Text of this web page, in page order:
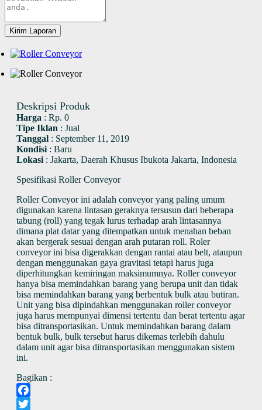
Kirim Laporan
Deskripsi Produk
Harga : Rp. 0
Tipe Iklan : Jual
Tanggal : September 11, 2019
Kondisi : Baru
Lokasi : Jakarta, Daerah Khusus Ibukota Jakarta, Indonesia
Spesifikasi Roller Conveyor
Roller Conveyor ini adalah conveyor yang paling umum
digunakan karena lintasan geraknya tersusun dari beberapa
tabung (roll) yang tegak lurus terhadap arah lintasannya
dimana plat datar yang ditempatkan untuk menahan beban
akan bergerak sesuai dengan arah putaran roll. Roler
conveyor ini bisa digerakkan dengan rantai atau belt, ataupun
dengan menggunakan gaya gravitasi tetapi harus juga
diperhitungkan kemiringan maksimumnya. Roller conveyor
hanya bisa memindahkan barang yang berupa unit dan tidak
bisa memindahkan barang yang berbentuk bulk atau butiran.
Unit yang bisa dipindahkan menggunakan roller conveyor
juga harus mempunyai dimensi tertentu dan berat tertentu agar
bisa ditransportasikan. Untuk memindahkan barang dalam
bentuk bulk, bulk tersebut harus dikemas terlebih dahulu
dalam unit agar bisa ditransportasikan menggunakan sistem
ini.
Bagikan :
Facebook